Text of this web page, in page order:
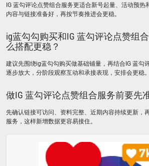
IG 蓝勾评论点赞组合服务更适合新号起量、活动预热
内容与链接准备好，再按节奏推进会更稳。
ig蓝勾勾购买和IG 蓝勾评论点赞组
么搭配更稳？
建议先围绕ig蓝勾勾购买做基础铺量，再结合IG 蓝勾
逐步放大，分阶段观察互动和承接表现，安排会更稳。
做IG 蓝勾评论点赞组合服务前要先
先确认链接可访问、资料完整、近期内容持续更新，
服务，这样新增数据更容易接住。